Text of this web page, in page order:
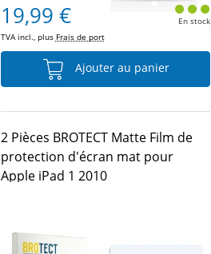
19,99 €
TVA incl., plus Frais de port
En stock
Ajouter au panier
2 Pièces BROTECT Matte Film de
protection d'écran mat pour
Apple iPad 1 2010